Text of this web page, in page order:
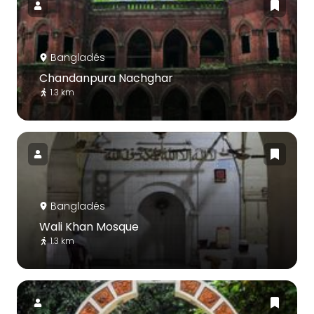
Bangladés
Chandanpura Nachghar
1.3 km
Bangladés
Wali Khan Mosque
1.3 km